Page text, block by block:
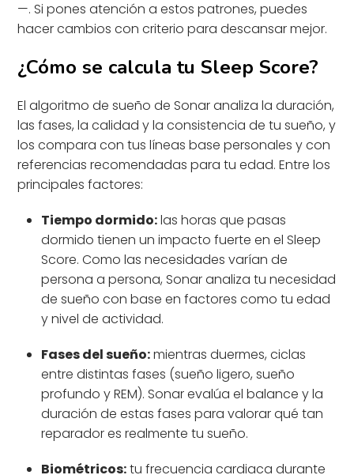
—. Si pones atención a estos patrones, puedes
hacer cambios con criterio para descansar mejor.
¿Cómo se calcula tu Sleep Score?
El algoritmo de sueño de Sonar analiza la duración,
las fases, la calidad y la consistencia de tu sueño, y
los compara con tus líneas base personales y con
referencias recomendadas para tu edad. Entre los
principales factores:
Tiempo dormido:las horas que pasas
dormido tienen un impacto fuerte en el Sleep
Score. Como las necesidades varían de
persona a persona, Sonar analiza tu necesidad
de sueño con base en factores como tu edad
y nivel de actividad.
Fases del sueño:mientras duermes, ciclas
entre distintas fases (sueño ligero, sueño
profundo y REM). Sonar evalúa el balance y la
duración de estas fases para valorar qué tan
reparador es realmente tu sueño.
Biométricos:tu frecuencia cardiaca durante